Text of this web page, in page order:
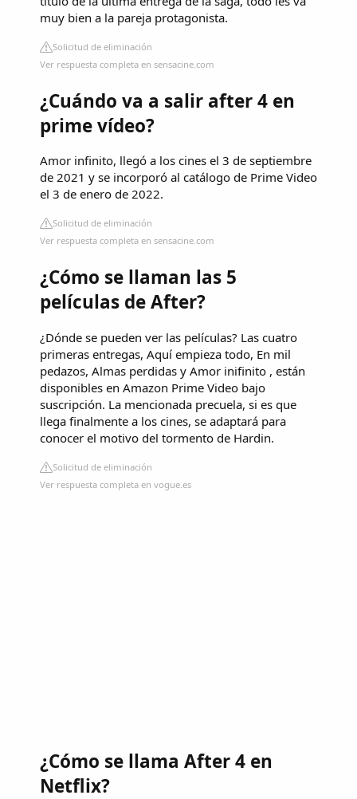
muy bien a la pareja protagonista.
Solicitud de eliminación
Ver respuesta completa en sensacine.com
¿Cuándo va a salir after 4 en
prime vídeo?
Amor infinito, llegó a los cines el 3 de septiembre
de 2021 y se incorporó al catálogo de Prime Video
el 3 de enero de 2022.
Solicitud de eliminación
Ver respuesta completa en sensacine.com
¿Cómo se llaman las 5
películas de After?
¿Dónde se pueden ver las películas? Las cuatro
primeras entregas, Aquí empieza todo, En mil
pedazos, Almas perdidas y Amor inifinito , están
disponibles en Amazon Prime Video bajo
suscripción. La mencionada precuela, si es que
llega finalmente a los cines, se adaptará para
conocer el motivo del tormento de Hardin.
Solicitud de eliminación
Ver respuesta completa en vogue.es
¿Cómo se llama After 4 en
Netflix?